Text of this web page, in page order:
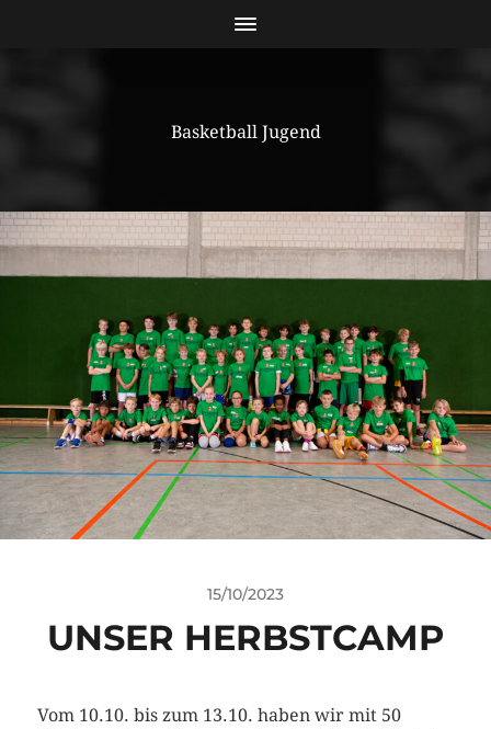
Basketball Jugend
15/10/2023
UNSER HERBSTCAMP
Vom 10.10. bis zum 13.10. haben wir mit 50